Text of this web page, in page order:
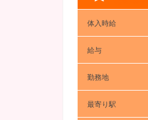
体入時給
給与
勤務地
最寄り駅